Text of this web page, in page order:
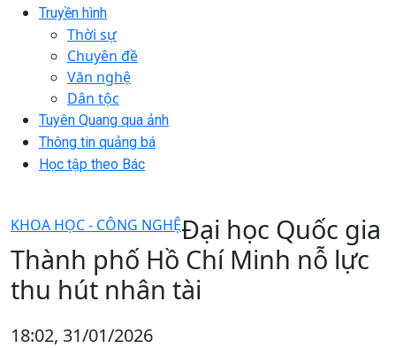
Truyền hình
Thời sự
Chuyên đề
Văn nghệ
Dân tộc
Tuyên Quang qua ảnh
Thông tin quảng bá
Học tập theo Bác
KHOA HỌC - CÔNG NGHỆĐại học Quốc gia
Thành phố Hồ Chí Minh nỗ lực
thu hút nhân tài
18:02, 31/01/2026